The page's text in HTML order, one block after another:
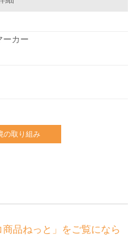
ーカー
の取り組み
品ねっと」をご覧になら